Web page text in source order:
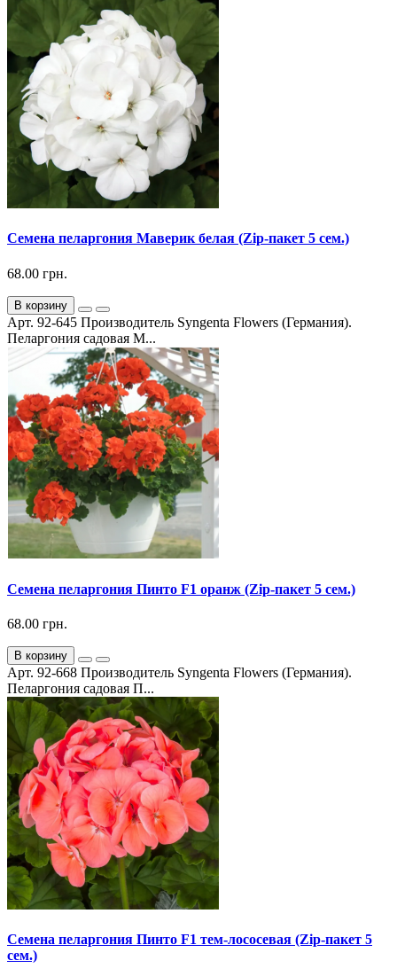
Семена пеларгония Маверик белая (Zip-пакет 5 сем.)
68.00 грн.
В корзину
Арт. 92-645 Производитель Syngenta Flowers (Германия).
Пеларгония садовая М...
Семена пеларгония Пинто F1 оранж (Zip-пакет 5 сем.)
68.00 грн.
В корзину
Арт. 92-668 Производитель Syngenta Flowers (Германия).
Пеларгония садовая П...
Семена пеларгония Пинто F1 тем-лососевая (Zip-пакет 5
сем.)